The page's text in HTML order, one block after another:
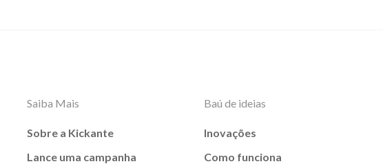
Saiba Mais
Sobre a Kickante
Lance uma campanha
Baú de ideias
Inovações
Como funciona